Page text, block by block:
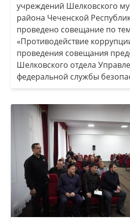
учреждений Шелковского
района Чеченской
проведено совещание по
«Противодействие
проведения совещания
Шелковского отдела
федеральной службы